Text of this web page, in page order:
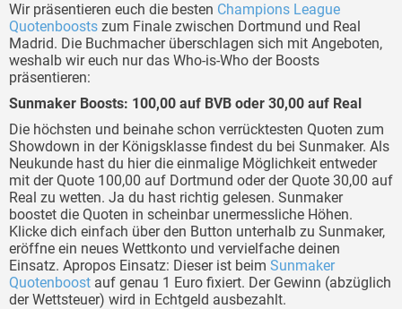
Wir präsentieren euch die besten Champions League
Quotenboosts zum Finale zwischen Dortmund und Real
Madrid. Die Buchmacher überschlagen sich mit Angeboten,
weshalb wir euch nur das Who-is-Who der Boosts
präsentieren:
Sunmaker Boosts: 100,00 auf BVB oder 30,00 auf Real
Die höchsten und beinahe schon verrücktesten Quoten zum
Showdown in der Königsklasse findest du bei Sunmaker. Als
Neukunde hast du hier die einmalige Möglichkeit entweder
mit der Quote 100,00 auf Dortmund oder der Quote 30,00 auf
Real zu wetten. Ja du hast richtig gelesen. Sunmaker
boostet die Quoten in scheinbar unermessliche Höhen.
Klicke dich einfach über den Button unterhalb zu Sunmaker,
eröffne ein neues Wettkonto und vervielfache deinen
Einsatz. Apropos Einsatz: Dieser ist beim Sunmaker
Quotenboost auf genau 1 Euro fixiert. Der Gewinn (abzüglich
der Wettsteuer) wird in Echtgeld ausbezahlt.